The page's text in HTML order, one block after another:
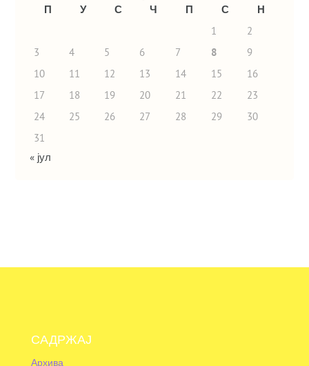
П У С Ч П С
Н
1
2
3
4 5 6 7 8
9
10
11 12 13 14 15
16
17
18 19 20 21 22
23
24
25 26 27 28 29
30
31
« јул
САДРЖАЈ
Архива